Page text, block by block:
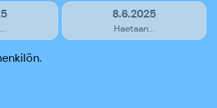
8.6.2025
Haetaan...